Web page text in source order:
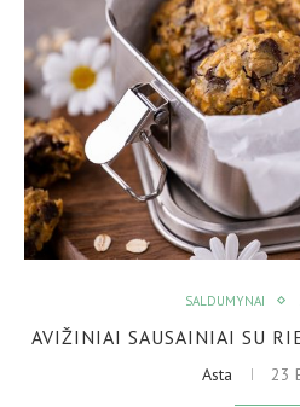
SALDUMYNAI
AVIŽINIAI SAUSAINIAI SU
Asta 23